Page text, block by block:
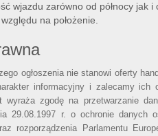
wjazdu zarówno od północy jak
na położenie.
ogłoszenia nie stanowi oferty
informacyjny i zalecamy ich
wyraża zgodę na przetwarzanie
29.08.1997 r. o ochronie danych
rozporządzenia Parlamentu